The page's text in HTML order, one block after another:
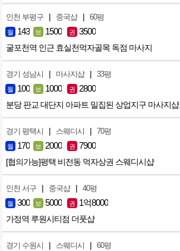
인천 부평구 | 중국샵 | 60평
월 143 보 1500 권 3500
굴포천역 인근 효실천먹자골목 독점 마사지
경기 성남시 | 마사지샵 | 33평
월 100 보 1000 권 2800
분당 판교 대단지 아파트 밀집된 상업지구 마사지샵.
경기 평택시 | 스웨디시 | 70평
월 170 보 2000 권 7900
[협의가능]평택 비전동 먹자상권 스웨디시샵
인천 서구 | 중국샵 | 40평
월 300 보 5000 권 1억8000
가정역 루원시티점 더풋샵
경기 수원시 | 스웨디시 | 60평